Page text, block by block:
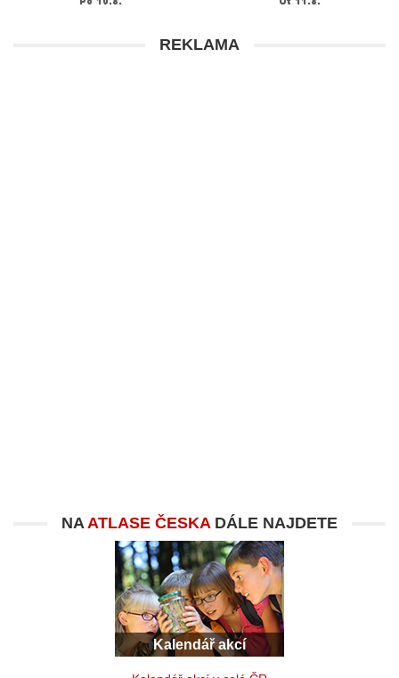
REKLAMA
NAATLASE ČESKADÁLE NAJDETE
Kalendář akcí